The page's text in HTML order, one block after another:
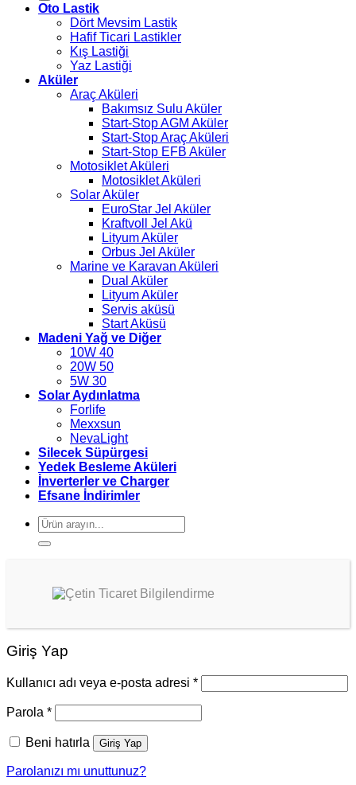
Oto Lastik
Dört Mevsim Lastik
Hafif Ticari Lastikler
Kış Lastiği
Yaz Lastiği
Aküler
Araç Aküleri
Bakımsız Sulu Aküler
Start-Stop AGM Aküler
Start-Stop Araç Aküleri
Start-Stop EFB Aküler
Motosiklet Aküleri
Motosiklet Aküleri
Solar Aküler
EuroStar Jel Aküler
Kraftvoll Jel Akü
Lityum Aküler
Orbus Jel Aküler
Marine ve Karavan Aküleri
Dual Aküler
Lityum Aküler
Servis aküsü
Start Aküsü
Madeni Yağ ve Diğer
10W 40
20W 50
5W 30
Solar Aydınlatma
Forlife
Mexxsun
NevaLight
Silecek Süpürgesi
Yedek Besleme Aküleri
İnverterler ve Charger
Efsane İndirimler
Ara:
Giriş Yap
Kullanıcı adı veya e-posta adresi *
Parola *
Beni hatırla Giriş Yap
Parolanızı mı unuttunuz?